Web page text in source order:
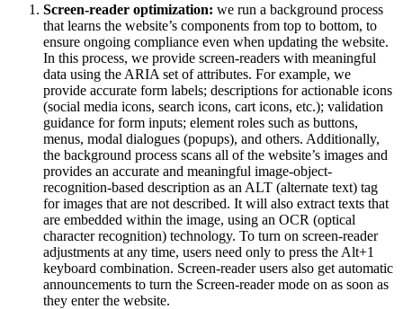
Screen-reader optimization: we run a background process
that learns the website’s components from top to bottom, to
ensure ongoing compliance even when updating the website.
In this process, we provide screen-readers with meaningful
data using the ARIA set of attributes. For example, we
provide accurate form labels; descriptions for actionable icons
(social media icons, search icons, cart icons, etc.); validation
guidance for form inputs; element roles such as buttons,
menus, modal dialogues (popups), and others. Additionally,
the background process scans all of the website’s images and
provides an accurate and meaningful image-object-
recognition-based description as an ALT (alternate text) tag
for images that are not described. It will also extract texts that
are embedded within the image, using an OCR (optical
character recognition) technology. To turn on screen-reader
adjustments at any time, users need only to press the Alt+1
keyboard combination. Screen-reader users also get automatic
announcements to turn the Screen-reader mode on as soon as
they enter the website.